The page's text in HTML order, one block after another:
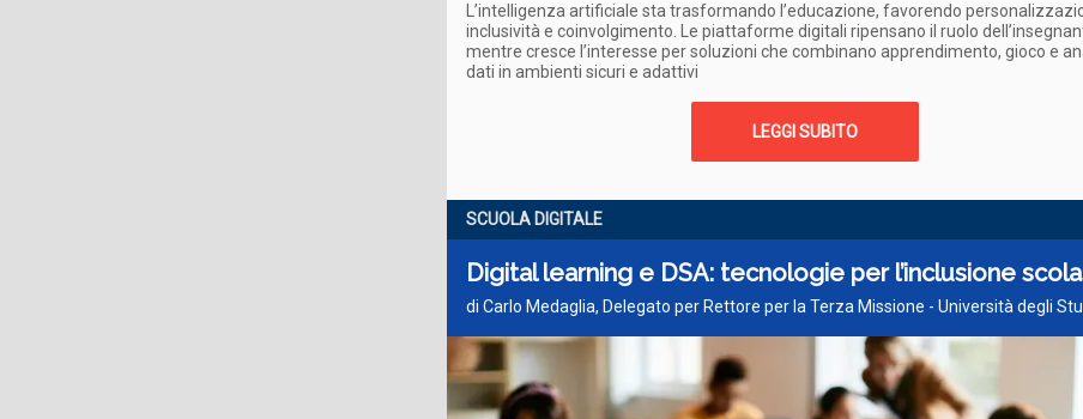
L’intelligenza artificiale sta trasformando l’educazione, favorendo
inclusività e coinvolgimento. Le piattaforme digitali ripensano il ruolo
mentre cresce l’interesse per soluzioni che combinano apprendimento, gioco e
dati in ambienti sicuri e adattivi
LEGGI SUBITO
SCUOLA DIGITALE
Digital learning e DSA: tecnologie per l’inclusione
di Carlo Medaglia, Delegato per Rettore per la Terza Missione - Università degli